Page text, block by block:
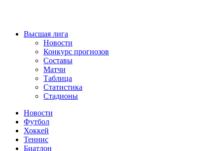
Высшая лига
Новости
Конкурс прогнозов
Составы
Матчи
Таблица
Статистика
Стадионы
Новости
Футбол
Хоккей
Теннис
Биатлон